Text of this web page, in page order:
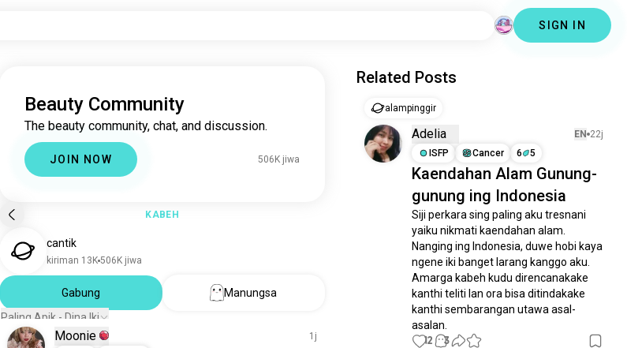
SIGN IN
Beauty Community
The beauty community, chat, and discussion.
JOIN NOW 506K jiwa
KABEH
cantik
kiriman 13K 506K jiwa
Gabung
Manungsa
Paling Apik - Dina Iki
Moonie
1j
Related Posts
alampinggir
Adelia EN 22j
ISFP
Cancer 6 5
Kaendahan Alam Gunung-
gunung ing Indonesia
Siji perkara sing paling aku tresnani
yaiku nikmati kaendahan alam.
Nanging ing Indonesia, duwe hobi kaya
ngene iki banget larang kanggo aku.
Amarga kabeh kudu direncanakake
kanthi teliti lan ora bisa ditindakake
kanthi sembarangan utawa asal-
asalan.
12 3